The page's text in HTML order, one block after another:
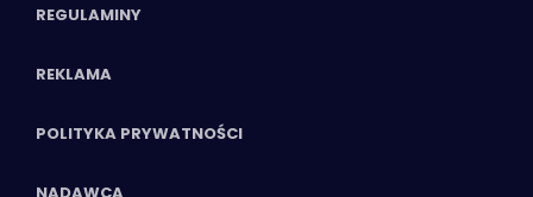
REGULAMINY
REKLAMA
POLITYKA PRYWATNOŚCI